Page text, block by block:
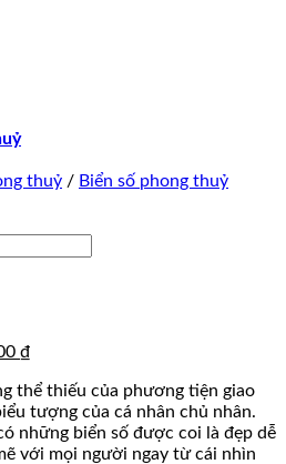
thuỷ / Biển số phong thuỷ
₫.
₫
tại
là:
165.000.000 ₫.
thể thiếu của phương tiện giao
tượng của cá nhân chủ nhân.
những biển số được coi là đẹp dễ
với mọi người ngay từ cái nhìn